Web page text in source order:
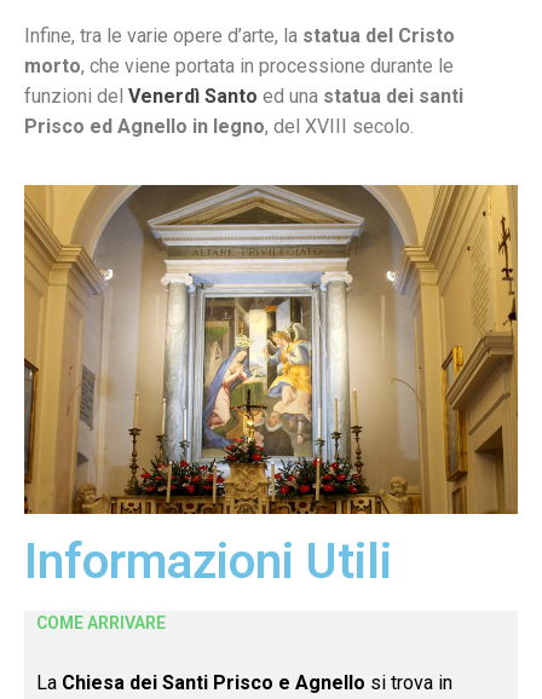
Infine, tra le varie opere d’arte, la statua del Cristo
morto, che viene portata in processione durante le
funzioni del Venerdì Santo ed una statua dei santi
Prisco ed Agnello in legno, del XVIII secolo.
Informazioni Utili
COME ARRIVARE
La Chiesa dei Santi Prisco e Agnello si trova in